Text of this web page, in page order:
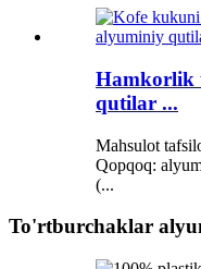
Hamkorlik
qutilar ...
Mahsulot
Qopqoq:
(...
To'rtburchaklar